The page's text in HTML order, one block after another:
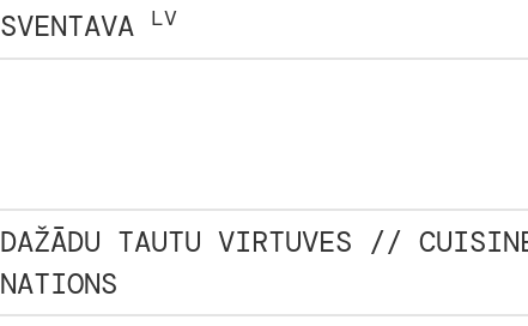
SVENTAVA LV
DAŽĀDU TAUTU VIRTUVES //
NATIONS